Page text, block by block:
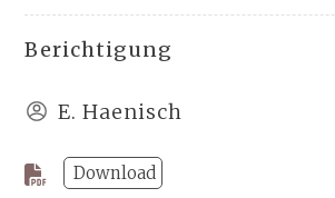
Berichtigung
E. Haenisch
Download